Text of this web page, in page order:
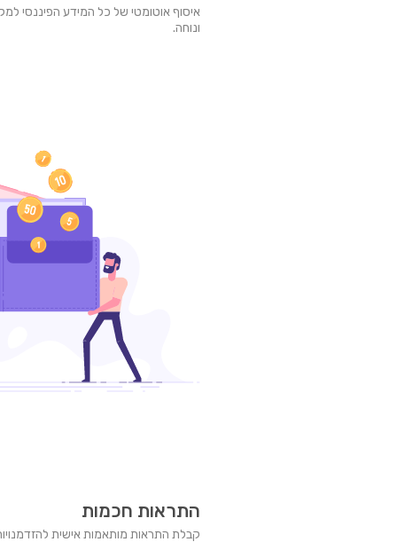
איסוף אוטומטי של כל המידע הפיננסי
ונוחה.
התראות חכמות
קבלת התראות מותאמות אישית